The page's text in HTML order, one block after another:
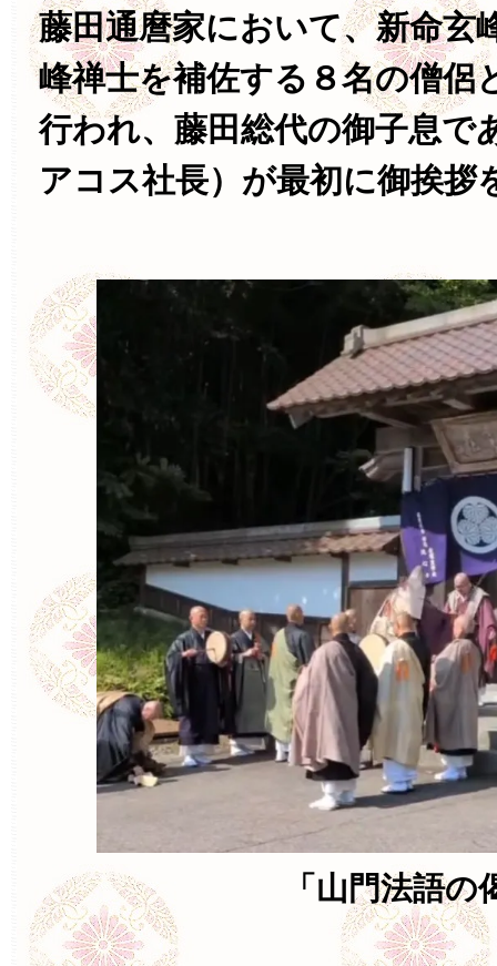
藤田通麿家において、新命玄
峰禅士を補佐する８名の僧侶
行われ、藤田総代の御子息で
アコス社長）が最初に御挨拶
「山門法語の